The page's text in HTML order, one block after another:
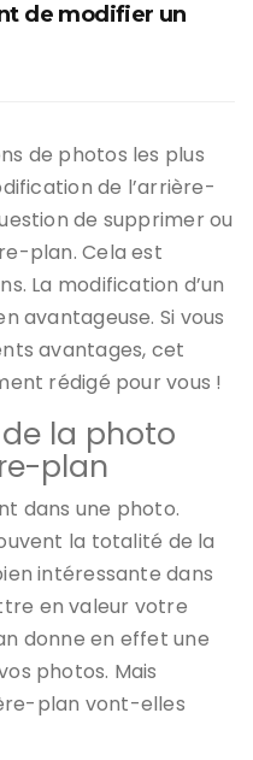
de modifier un
de photos les plus
de l’arrière-
de supprimer ou
plan. Cela est
La modification d’un
avantageuse. Si vous
avantages, cet
rédigé pour vous !
la photo
plan
dans une photo.
la totalité de la
intéressante dans
en valeur votre
donne en effet une
photos. Mais
plan vont-elles